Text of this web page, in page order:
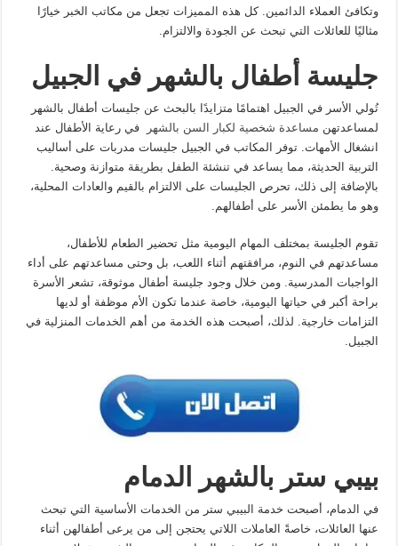
وتكافئ العملاء الدائمين. كل هذه المميزات تجعل من مكاتب الخبر خيارًا
مثاليًا للعائلات التي تبحث عن الجودة والالتزام.
جليسة أطفال بالشهر في الجبيل
تُولي الأسر في الجبيل اهتمامًا متزايدًا بالبحث عن جليسات أطفال بالشهر
لمساعدتهن مساعدة شخصية لكبار السن بالشهر
في رعاية الأطفال عند
انشغال الأمهات. توفر المكاتب في الجبيل جليسات مدربات على أساليب
التربية الحديثة، مما يساعد في تنشئة الطفل بطريقة متوازنة وصحية.
بالإضافة إلى ذلك، تحرص الجليسات على الالتزام بالقيم والعادات المحلية،
وهو ما يطمئن الأسر على أطفالهم.
تقوم الجليسة بمختلف المهام اليومية مثل تحضير الطعام للأطفال،
مساعدتهم في النوم، مرافقتهم أثناء اللعب، بل وحتى مساعدتهم على أداء
الواجبات المدرسية. ومن خلال وجود جليسة أطفال موثوقة، تشعر الأسرة
براحة أكبر في حياتها اليومية، خاصة عندما تكون الأم موظفة أو لديها
التزامات خارجية. لذلك، أصبحت هذه الخدمة من أهم الخدمات المنزلية في
الجبيل.
بيبي ستر بالشهر الدمام
في الدمام، أصبحت خدمة البيبي ستر من الخدمات الأساسية التي تبحث
عنها العائلات، خاصةً العاملات اللاتي يحتجن إلى من يرعى أطفالهن أثناء